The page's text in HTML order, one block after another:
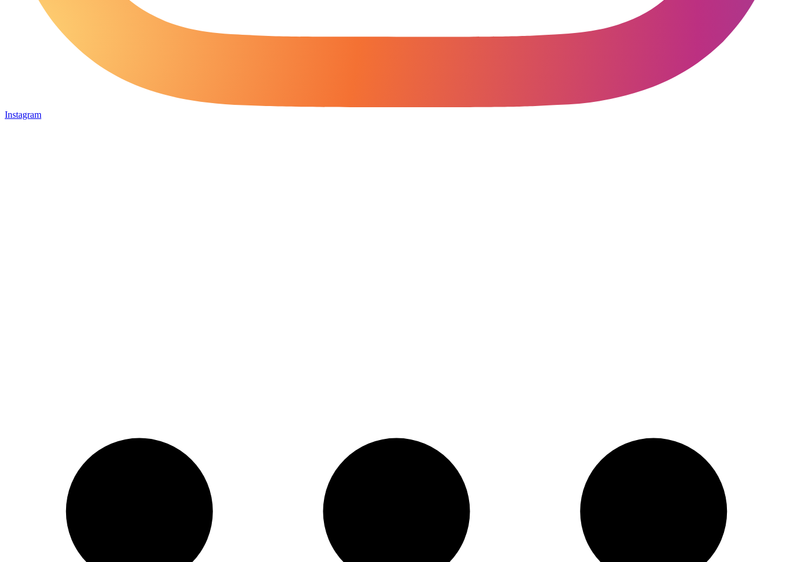
Instagram